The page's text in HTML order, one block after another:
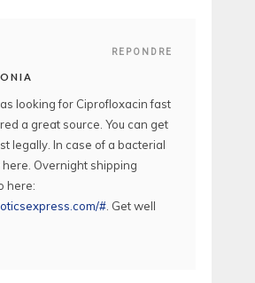
REPONDRE
looking for Ciprofloxacin fast
a great source. You can get
legally. In case of a bacterial
Overnight shipping
here:
# . Get well